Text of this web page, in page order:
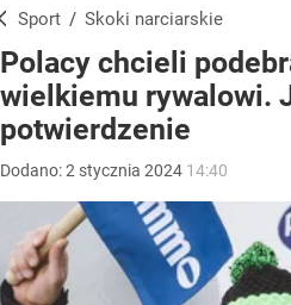
Sport / Skoki narciarskie
Polacy chcieli
wielkiemu rywalowi.
potwierdzenie
Dodano:2 stycznia 2024 14:40